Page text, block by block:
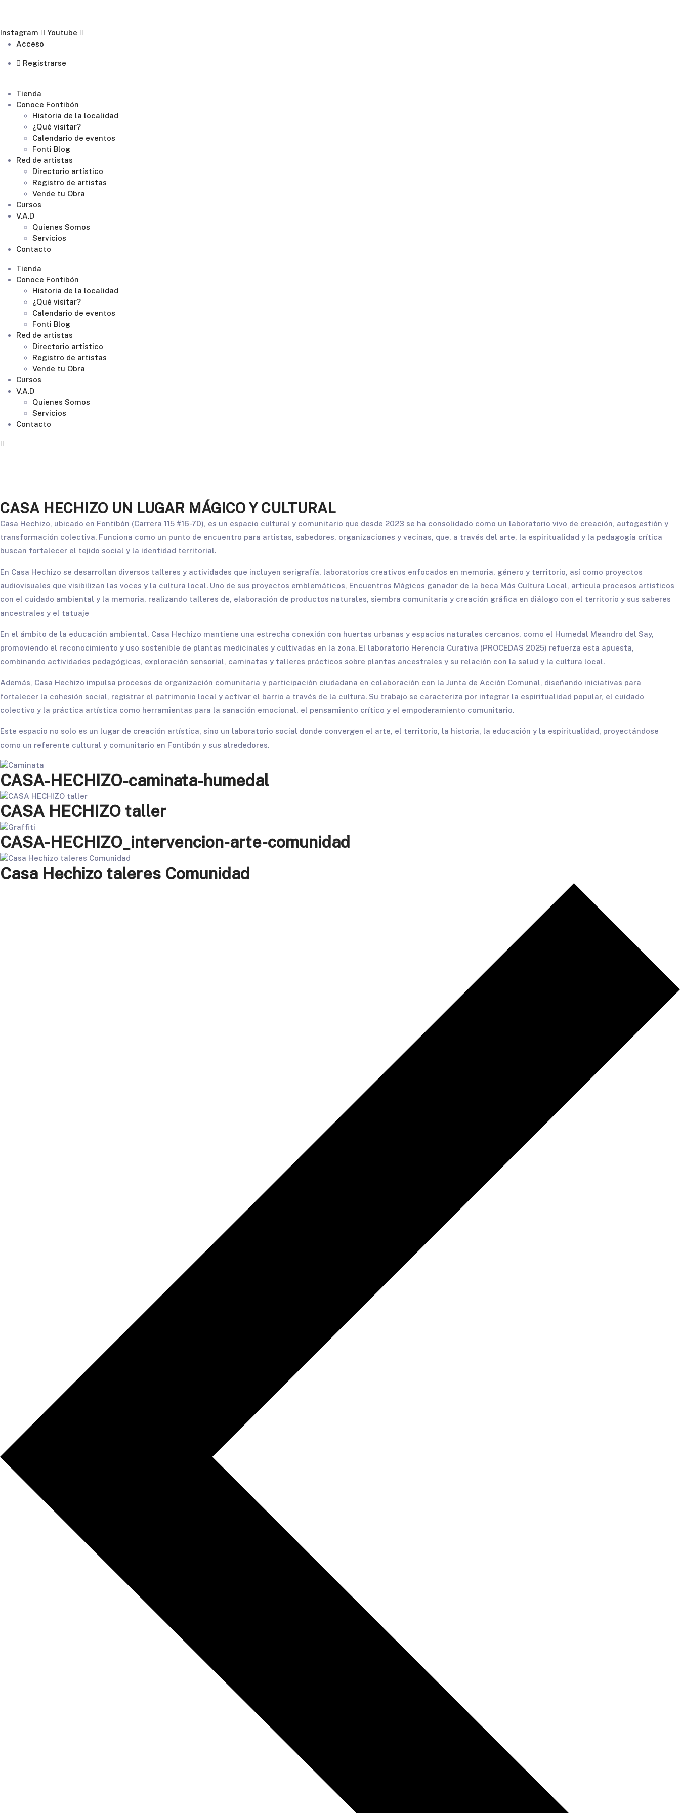
Instagram
Youtube
Acceso
Registrarse
Tienda
Conoce Fontibón
Historia de la localidad
¿Qué visitar?
Calendario de eventos
Fonti Blog
Red de artistas
Directorio artístico
Registro de artistas
Vende tu Obra
Cursos
V.A.D
Quienes Somos
Servicios
Contacto
Tienda
Conoce Fontibón
Historia de la localidad
¿Qué visitar?
Calendario de eventos
Fonti Blog
Red de artistas
Directorio artístico
Registro de artistas
Vende tu Obra
Cursos
V.A.D
Quienes Somos
Servicios
Contacto
CASA HECHIZO UN LUGAR MÁGICO Y CULTURAL
Casa Hechizo, ubicado en Fontibón (Carrera 115 #16-70), es un espacio cultural y comunitario que desde 2023 se ha consolidado como un laboratorio vivo de creación, autogestión y
transformación colectiva. Funciona como un punto de encuentro para artistas, sabedores, organizaciones y vecinas, que, a través del arte, la espiritualidad y la pedagogía crítica
buscan fortalecer el tejido social y la identidad territorial.
En Casa Hechizo se desarrollan diversos talleres y actividades que incluyen serigrafía, laboratorios creativos enfocados en memoria, género y territorio, así como proyectos
audiovisuales que visibilizan las voces y la cultura local. Uno de sus proyectos emblemáticos, Encuentros Mágicos ganador de la beca Más Cultura Local, articula procesos artísticos
con el cuidado ambiental y la memoria, realizando talleres de, elaboración de productos naturales, siembra comunitaria y creación gráfica en diálogo con el territorio y sus saberes
ancestrales y el tatuaje
En el ámbito de la educación ambiental, Casa Hechizo mantiene una estrecha conexión con huertas urbanas y espacios naturales cercanos, como el Humedal Meandro del Say,
promoviendo el reconocimiento y uso sostenible de plantas medicinales y cultivadas en la zona. El laboratorio Herencia Curativa (PROCEDAS 2025) refuerza esta apuesta,
combinando actividades pedagógicas, exploración sensorial, caminatas y talleres prácticos sobre plantas ancestrales y su relación con la salud y la cultura local.
Además, Casa Hechizo impulsa procesos de organización comunitaria y participación ciudadana en colaboración con la Junta de Acción Comunal, diseñando iniciativas para
fortalecer la cohesión social, registrar el patrimonio local y activar el barrio a través de la cultura. Su trabajo se caracteriza por integrar la espiritualidad popular, el cuidado
colectivo y la práctica artística como herramientas para la sanación emocional, el pensamiento crítico y el empoderamiento comunitario.
Este espacio no solo es un lugar de creación artística, sino un laboratorio social donde convergen el arte, el territorio, la historia, la educación y la espiritualidad, proyectándose
como un referente cultural y comunitario en Fontibón y sus alrededores.
CASA-HECHIZO-caminata-humedal
CASA HECHIZO taller
CASA-HECHIZO_intervencion-arte-comunidad
Casa Hechizo taleres Comunidad